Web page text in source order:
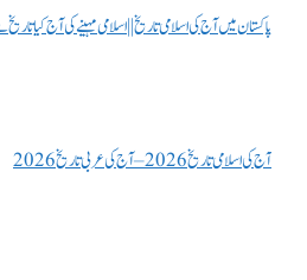
پاکستان میں آج کی اسلامی تاریخ || اسلامی مہینے کی آج کیا تاریخ ہے
آج کی اسلامی تاریخ 2026 – آج کی عربی تاریخ 2026